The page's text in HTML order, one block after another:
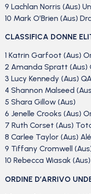
9 Lachlan Norris (Aus)
10 Mark O’Brien (Aus)
CLASSIFICA DONNE
1 Katrin Garfoot (Aus)
2 Amanda Spratt (Aus)
3 Lucy Kennedy (Aus)
4 Shannon Malseed
5 Shara Gillow (Aus)
6 Jenelle Crooks (Aus)
7 Ruth Corset (Aus)
8 Carlee Taylor (Aus)
9 Tiffany Cromwell
10 Rebecca Wiasak
ORDINE D’ARRIVO